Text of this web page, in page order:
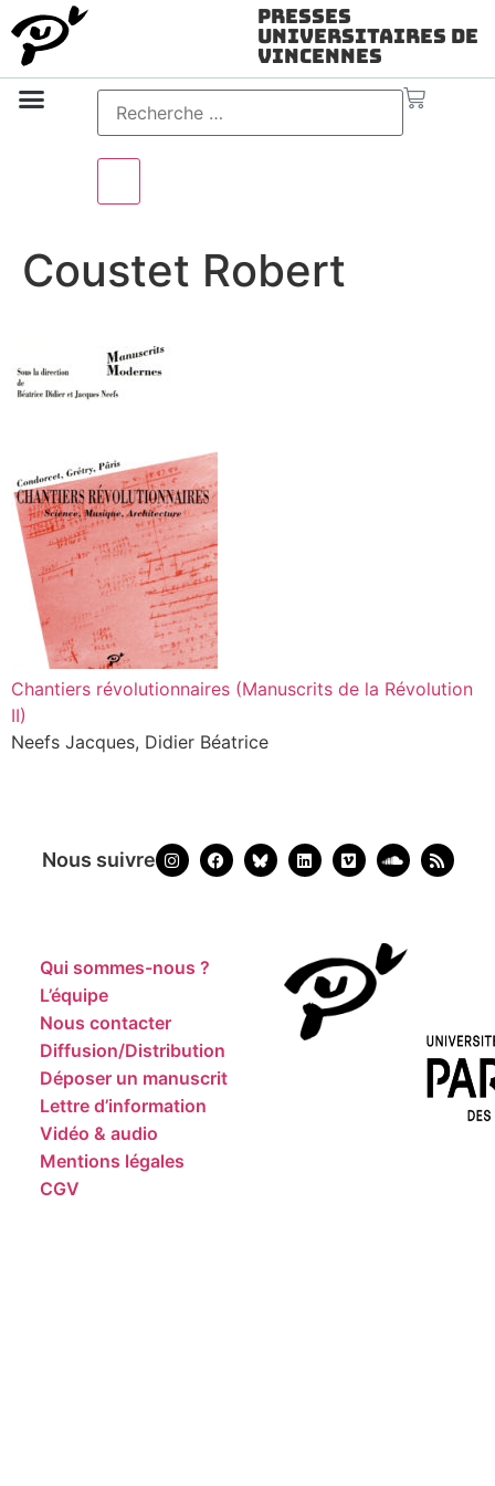
Presses
Universitaires de
Vincennes
Coustet Robert
Chantiers révolutionnaires (Manuscrits de la Révolution
II)
Neefs Jacques, Didier Béatrice
Nous suivre
Qui sommes-nous ?
L’équipe
Nous contacter
Diffusion/Distribution
Déposer un manuscrit
Lettre d’information
Vidéo & audio
Mentions légales
CGV